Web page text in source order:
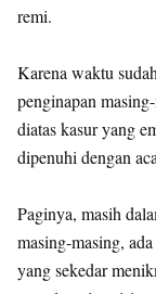
remi.
Karena waktu
penginapan
diatas kasur yang
dipenuhi dengan
Paginya, masih
masing-masing,
yang sekedar